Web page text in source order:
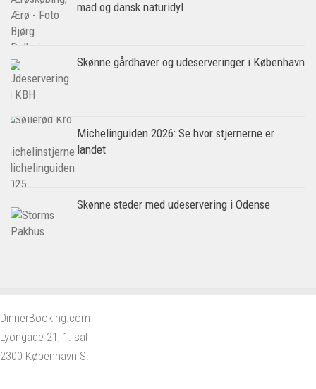
mad og dansk naturidyl
Skønne gårdhaver og udeserveringer i København
Michelinguiden 2026: Se hvor stjernerne er
landet
Skønne steder med udeservering i Odense
DinnerBooking.com
Lyongade 21, 1. sal
2300 København S.